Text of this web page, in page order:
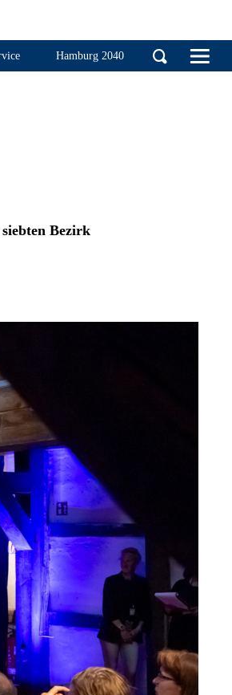
Handelskammer
Hamburg 2040
Bezirk